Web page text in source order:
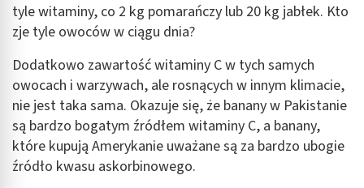
tyle witaminy, co 2 kg pomarańczy lub 20 kg jabłek. Kto
zje tyle owoców w ciągu dnia?
Dodatkowo zawartość witaminy C w tych samych
owocach i warzywach, ale rosnących w innym klimacie,
nie jest taka sama. Okazuje się, że banany w Pakistanie
są bardzo bogatym źródłem witaminy C, a banany,
które kupują Amerykanie uważane są za bardzo ubogie
źródło kwasu askorbinowego.
Cele przetwarzania inne niż IAB:
Niezbędne
Wydajność (Performance)
Reklama / śledzenie